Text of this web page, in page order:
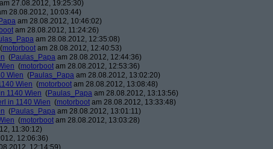
am 27.08.2012, 19:25:30)
28.08.2012, 10:03:44)
am 28.08.2012, 10:46:02)
am 28.08.2012, 11:24:26)
am 28.08.2012, 12:35:08)
(motorboot am 28.08.2012, 12:40:53)
(Paulas_Papa am 28.08.2012, 12:44:36)
(motorboot am 28.08.2012, 12:53:36)
Wien (Paulas_Papa am 28.08.2012, 13:02:20)
Wien (motorboot am 28.08.2012, 13:08:48)
1140 Wien (Paulas_Papa am 28.08.2012, 13:13:56)
in 1140 Wien (motorboot am 28.08.2012, 13:33:48)
(Paulas_Papa am 28.08.2012, 13:01:11)
(motorboot am 28.08.2012, 13:03:28)
11:30:12)
12:06:36)
12:14:59)